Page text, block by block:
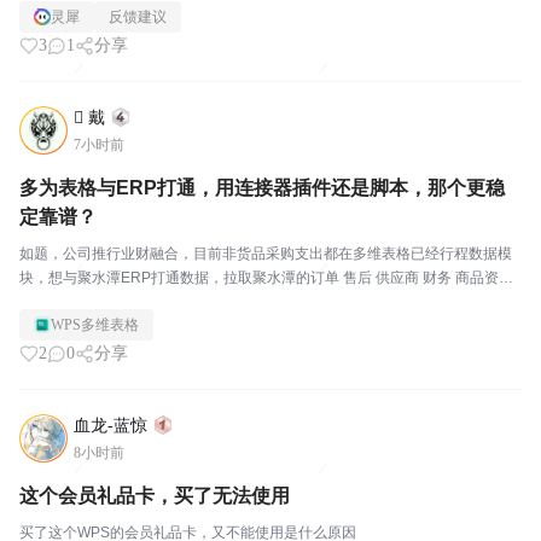
灵犀 反馈建议
3 1 分享
 戴
7小时前
多为表格与ERP打通，用连接器插件还是脚本，那个更稳
定靠谱？
如题，公司推行业财融合，目前非货品采购支出都在多维表格已经行程数据模
块，想与聚水潭ERP打通数据，拉取聚水潭的订单 售后 供应商 财务 商品资料
1 切换企业版开发连接器插件2个人版脚本...
WPS多维表格
2 0 分享
血龙-蓝惊
8小时前
这个会员礼品卡，买了无法使用
买了这个WPS的会员礼品卡，又不能使用是什么原因